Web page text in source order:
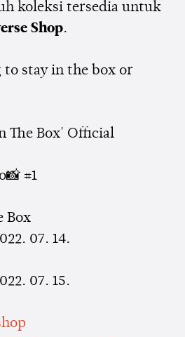
koleksi tersedia untuk
Shop.
to stay in the box or
The Box' Official
#1
Box
07. 14.
07. 15.